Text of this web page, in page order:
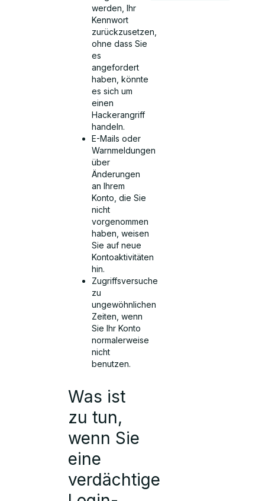
werden, Ihr
Kennwort
zurückzusetzen,
ohne dass Sie
es
angefordert
haben, könnte
es sich um
einen
Hackerangriff
handeln.
E-Mails oder
Warnmeldungen
über
Änderungen
an Ihrem
Konto, die Sie
nicht
vorgenommen
haben, weisen
Sie auf neue
Kontoaktivitäten
hin.
Zugriffsversuche
zu
ungewöhnlichen
Zeiten, wenn
Sie Ihr Konto
normalerweise
nicht
benutzen.
Was ist
zu tun,
wenn Sie
eine
verdächtige